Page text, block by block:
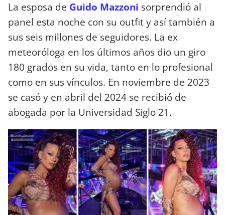
La esposa de Guido Mazzoni sorprendió al
panel esta noche con su outfit y así también a
sus seis millones de seguidores. La ex
meteoróloga en los últimos años dio un giro
180 grados en su vida, tanto en lo profesional
como en sus vínculos. En noviembre de 2023
se casó y en abril del 2024 se recibió de
abogada por la Universidad Siglo 21.